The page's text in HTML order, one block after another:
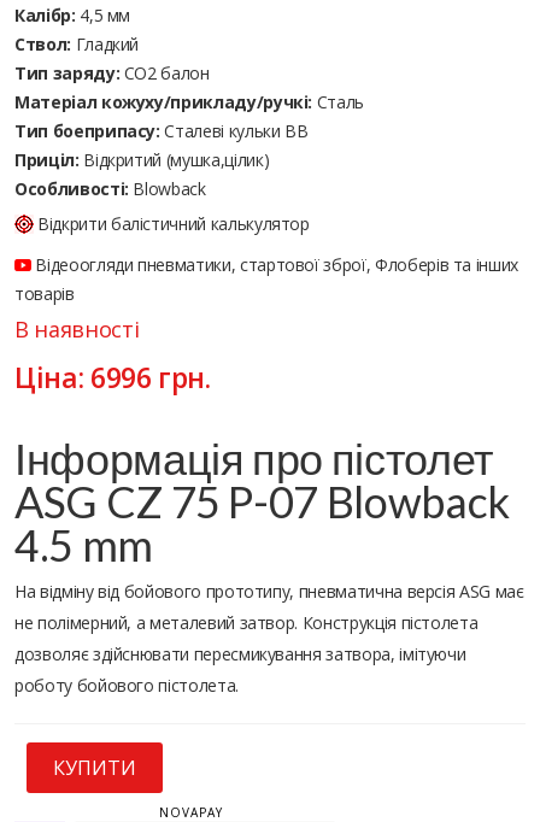
Калібр: 4,5 мм
Ствол: Гладкий
Тип заряду: CO2 балон
Матеріал кожуху/прикладу/ручкі: Сталь
Тип боеприпасу: Сталеві кульки ВВ
Приціл: Відкритий (мушка,цілик)
Особливості: Blowback
Відкрити балістичний калькулятор
Відеоогляди пневматики, стартової зброї, Флоберів та інших
товарів
В наявності
Ціна: 6996 грн.
Інформація про пістолет
ASG CZ 75 P-07 Blowback
4.5 mm
На відміну від бойового прототипу, пневматична версія ASG має
не полімерний, а металевий затвор. Конструкція пістолета
дозволяє здійснювати пересмикування затвора, імітуючи
роботу бойового пістолета.
КУПИТИ
NOVAPAY